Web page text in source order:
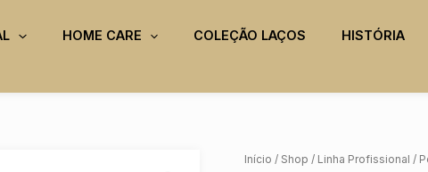
HOME CARE COLEÇÃO LAÇOS HISTÓRIA
Início / Shop / Linha Profissional /
Colônia